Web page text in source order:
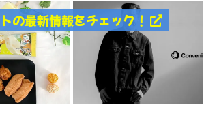
の最新情報をチェック！